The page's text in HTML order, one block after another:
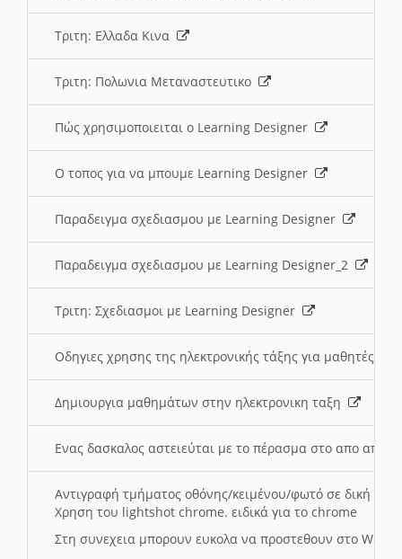
Τριτη: Ελλαδα Κινα
Τριτη: Πολωνια Μεταναστευτικο
Πώς χρησιμοποιειται ο Learning Designer
O τοπος για να μπουμε Learning Designer
Παραδειγμα σχεδιασμου με Learning Designer
Παραδειγμα σχεδιασμου με Learning Designer_2
Τριτη: Σχεδιασμοι με Learning Designer
Οδηγιες χρησης της ηλεκτρονικής τάξης για μαθητές
Δημιουργια μαθημάτων στην ηλεκτρονικη ταξη
Ενας δασκαλος αστειεύται με το πέρασμα στο απο
Αντιγραφή τμήματος οθόνης/κειμένου/φωτό σε δική
Χρηση του lightshot chrome. ειδικά για το chrome
Στη συνεχεια μπορουν ευκολα να προστεθουν στο Word